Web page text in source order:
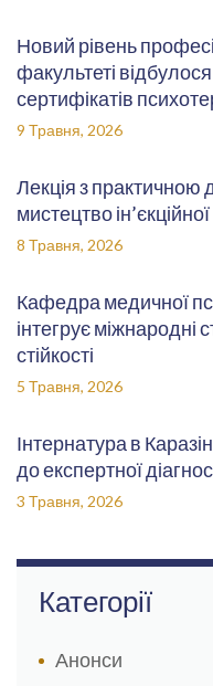
Новий рівень
факультеті
сертифікатів
9 Травня, 2026
Лекція з практичною
мистецтво
8 Травня, 2026
Кафедра медичної
інтегрує міжнародні
стійкості
5 Травня, 2026
Інтернатура в
до експертної
3 Травня, 2026
Категорії
Анонси